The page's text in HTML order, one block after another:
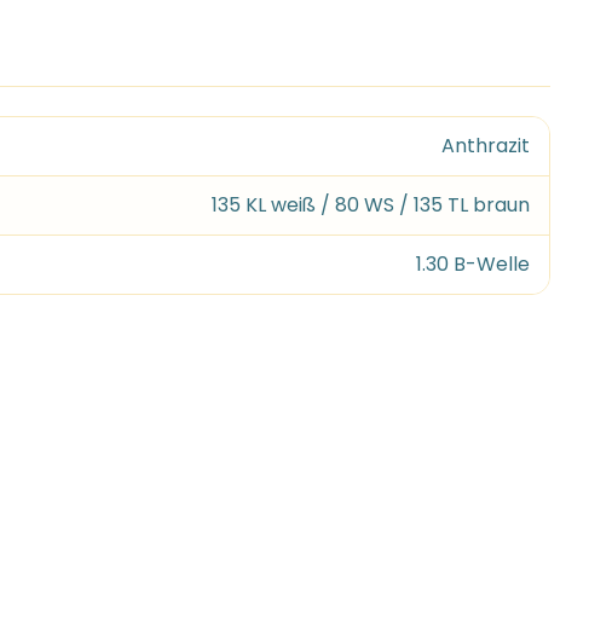
Anthrazit
135 KL weiß / 80 WS / 135 TL braun
1.30 B-Welle